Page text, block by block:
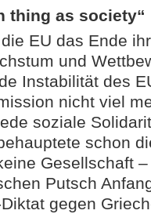
thing as society“
EU das Ende
und
Instabilität des
nicht viel
soziale
schon
Gesellschaft
Putsch
gegen